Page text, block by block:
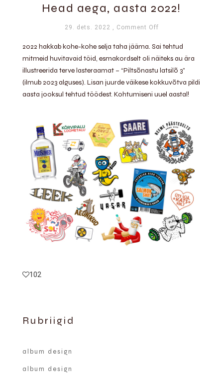
Head aega, aasta 2022!
29. dets. 2022 , Comment Off
2022 hakkab kohe-kohe selja taha jääma. Sai tehtud
mitmeid huvitavaid töid, esmakordselt oli näiteks au ära
illustreerida terve lasteraamat – “Piltsõnastu latsilõ 3”
(ilmub 2023 alguses). Lisan juurde väikese kokkuvõtva pildi
aasta jooksul tehtud töödest. Kohtumiseni uuel aastal!
102
Rubriigid
album design
album design